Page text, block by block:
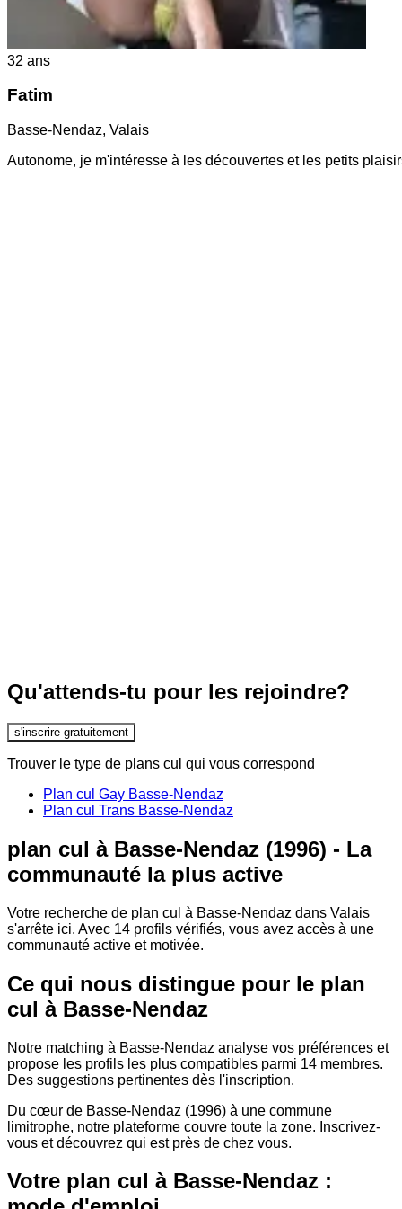
32 ans
Fatim
Basse-Nendaz, Valais
Autonome, je m'intéresse à les découvertes et les petits
Qu'attends-tu pour les rejoindre?
s'inscrire gratuitement
Trouver le type de plans cul qui vous correspond
Plan cul Gay Basse-Nendaz
Plan cul Trans Basse-Nendaz
plan cul à Basse-Nendaz (1996) - La
communauté la plus active
Votre recherche de plan cul à Basse-Nendaz dans Valais
s'arrête ici. Avec 14 profils vérifiés, vous avez accès à une
communauté active et motivée.
Ce qui nous distingue pour le plan
cul à Basse-Nendaz
Notre matching à Basse-Nendaz analyse vos préférences et
propose les profils les plus compatibles parmi 14 membres.
Des suggestions pertinentes dès l'inscription.
Du cœur de Basse-Nendaz (1996) à une commune
limitrophe, notre plateforme couvre toute la zone. Inscrivez-
vous et découvrez qui est près de chez vous.
Votre plan cul à Basse-Nendaz :